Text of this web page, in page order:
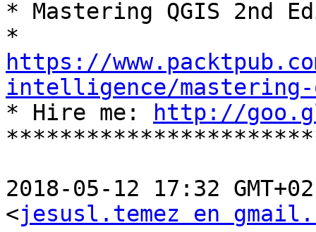
* Mastering QGIS 2nd
https://
intelligence/
* Hire me:
http://
2018-05-12 17:32
<jesusl.temez en